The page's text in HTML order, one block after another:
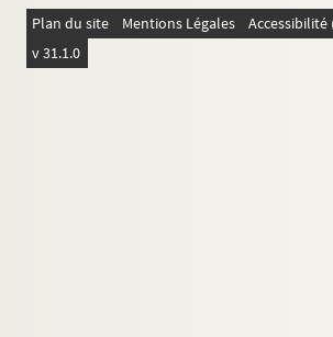
Plan du site Mentions Légales
v 31.1.0